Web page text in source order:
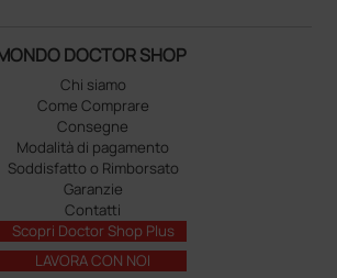
DOCTOR SHOP
Chi siamo
Come Comprare
Consegne
Modalità di pagamento
Soddisfatto o Rimborsato
Garanzie
Contatti
Scopri Doctor Shop Plus
LAVORA CON NOI